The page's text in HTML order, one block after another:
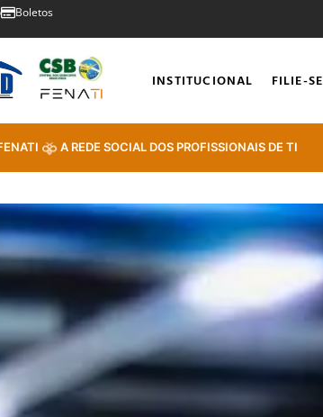
Boletos
INSTITUCIONAL FILIE-SE
A REDE SOCIAL DOS PROFISSIONAIS DE TI